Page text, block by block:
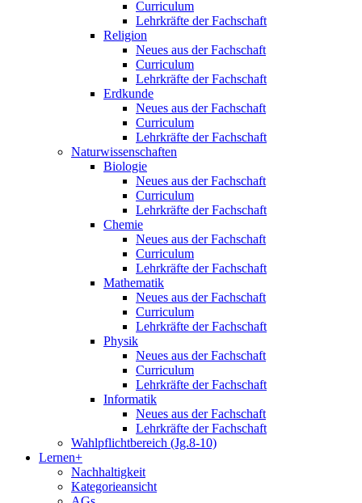
Curriculum
Lehrkräfte der Fachschaft
Religion
Neues aus der Fachschaft
Curriculum
Lehrkräfte der Fachschaft
Erdkunde
Neues aus der Fachschaft
Curriculum
Lehrkräfte der Fachschaft
Naturwissenschaften
Biologie
Neues aus der Fachschaft
Curriculum
Lehrkräfte der Fachschaft
Chemie
Neues aus der Fachschaft
Curriculum
Lehrkräfte der Fachschaft
Mathematik
Neues aus der Fachschaft
Curriculum
Lehrkräfte der Fachschaft
Physik
Neues aus der Fachschaft
Curriculum
Lehrkräfte der Fachschaft
Informatik
Neues aus der Fachschaft
Lehrkräfte der Fachschaft
Wahlpflichtbereich (Jg.8-10)
Lernen+
Nachhaltigkeit
Kategorieansicht